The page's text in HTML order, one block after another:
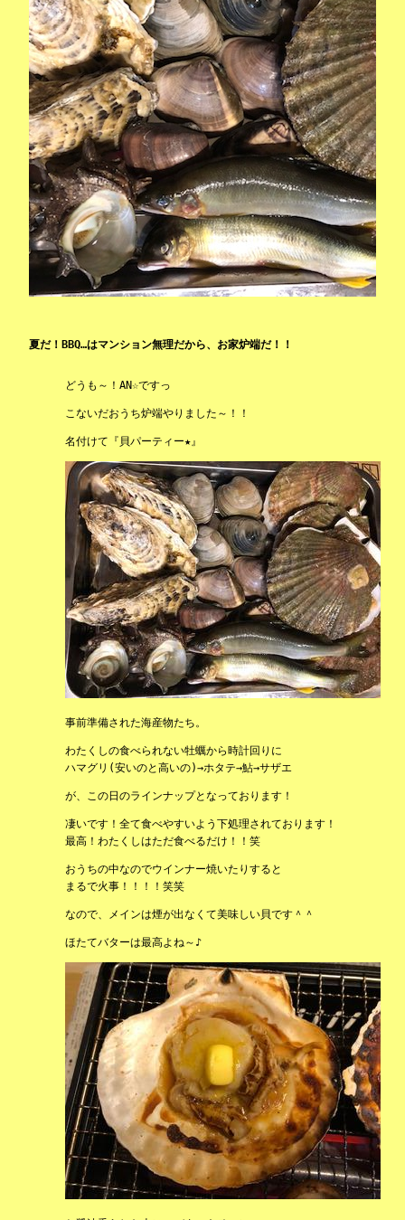
夏だ！BBQ…はマンション無理だから、お家炉端だ！！
どうも～！AN☆ですっ
こないだおうち炉端やりました～！！
名付けて『貝パーティー★』
事前準備された海産物たち。
わたくしの食べられない牡蠣から時計回りに
ハマグリ(安いのと高いの)→ホタテ→鮎→サザエ
が、この日のラインナップとなっております！
凄いです！全て食べやすいよう下処理されております！
最高！わたくしはただ食べるだけ！！笑
おうちの中なのでウインナー焼いたりすると
まるで火事！！！！笑笑
なので、メインは煙が出なくて美味しい貝です＾＾
ほたてバターは最高よね～♪